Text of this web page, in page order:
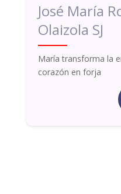
José María
Olaizola SJ
María transforma la
corazón en forja